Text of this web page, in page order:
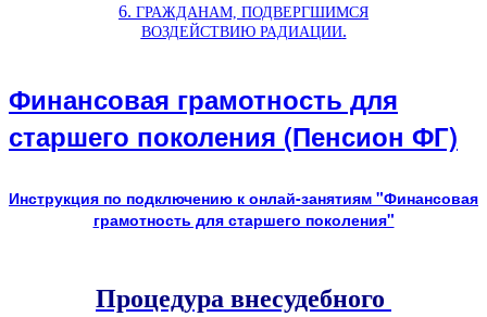
6. ГРАЖДАНАМ, ПОДВЕРГШИМСЯ
ВОЗДЕЙСТВИЮ РАДИАЦИИ.
Финансовая грамотность для
старшего поколения (Пенсион ФГ)
Инструкция по подключению к онлай-занятиям "Финансовая
грамотность для старшего поколения"
Процедура внесудебного